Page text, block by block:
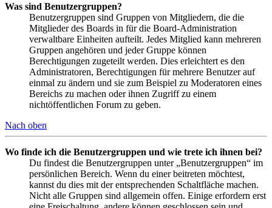
Was sind Benutzergruppen?
Benutzergruppen sind Gruppen von Mitgliedern, die die
Mitglieder des Boards in für die Board-Administration
verwaltbare Einheiten aufteilt. Jedes Mitglied kann mehreren
Gruppen angehören und jeder Gruppe können
Berechtigungen zugeteilt werden. Dies erleichtert es den
Administratoren, Berechtigungen für mehrere Benutzer auf
einmal zu ändern und sie zum Beispiel zu Moderatoren eines
Bereichs zu machen oder ihnen Zugriff zu einem
nichtöffentlichen Forum zu geben.
Nach oben
Wo finde ich die Benutzergruppen und wie trete ich ihnen bei?
Du findest die Benutzergruppen unter „Benutzergruppen“ im
persönlichen Bereich. Wenn du einer beitreten möchtest,
kannst du dies mit der entsprechenden Schaltfläche machen.
Nicht alle Gruppen sind allgemein offen. Einige erfordern erst